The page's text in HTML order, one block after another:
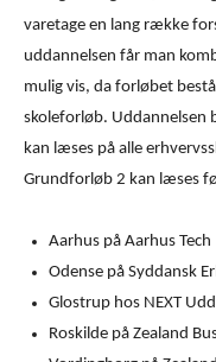
varetage en lang række
uddannelsen får man
mulig vis, da forløbet
skoleforløb. Uddannelsen
kan læses på alle
Grundforløb 2 kan læses
Aarhus på Aarhus Tech
Odense på Syddansk
Glostrup hos NEXT
Roskilde på Zealand